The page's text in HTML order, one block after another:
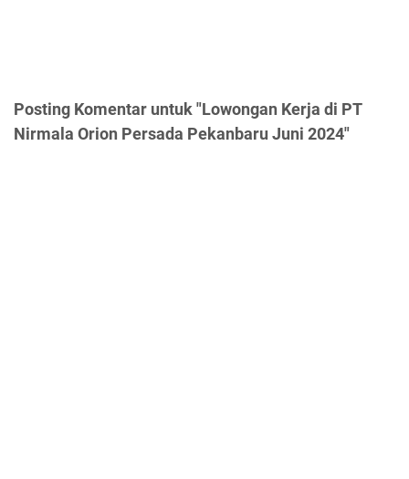
Posting Komentar untuk "Lowongan Kerja di PT
Nirmala Orion Persada Pekanbaru Juni 2024"